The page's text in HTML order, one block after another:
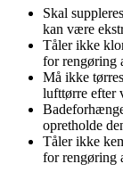
Skal
kan være
Tåler ikke
for rengøring
Må ikke
lufttørre efter
opretholde
Tåler ikke
for rengøring